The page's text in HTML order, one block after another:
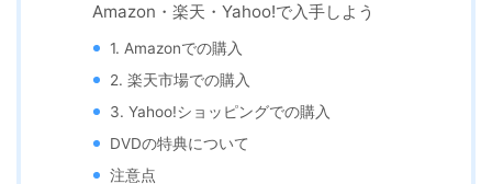
Amazon・楽天・Yahoo!で入手しよう
1. Amazonでの購入
2. 楽天市場での購入
3. Yahoo!ショッピングでの購入
DVDの特典について
注意点